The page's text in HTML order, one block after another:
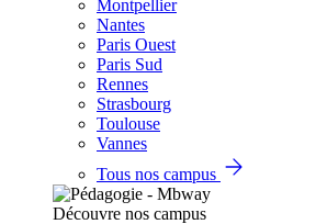
Montpellier
Nantes
Paris Ouest
Paris Sud
Rennes
Strasbourg
Toulouse
Vannes
Tous nos campus
Découvre nos campus